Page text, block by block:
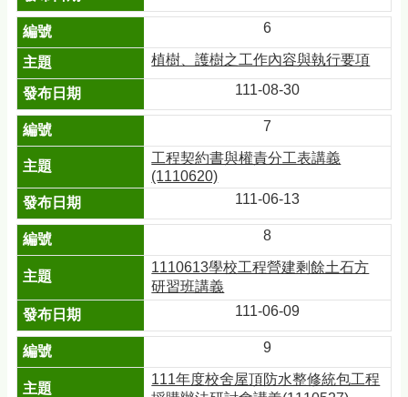
6
植樹、護樹之工作內容與執行要項
111-08-30
7
工程契約書與權責分工表講義
(1110620)
111-06-13
8
1110613學校工程營建剩餘土石方
研習班講義
111-06-09
9
111年度校舍屋頂防水整修統包工程